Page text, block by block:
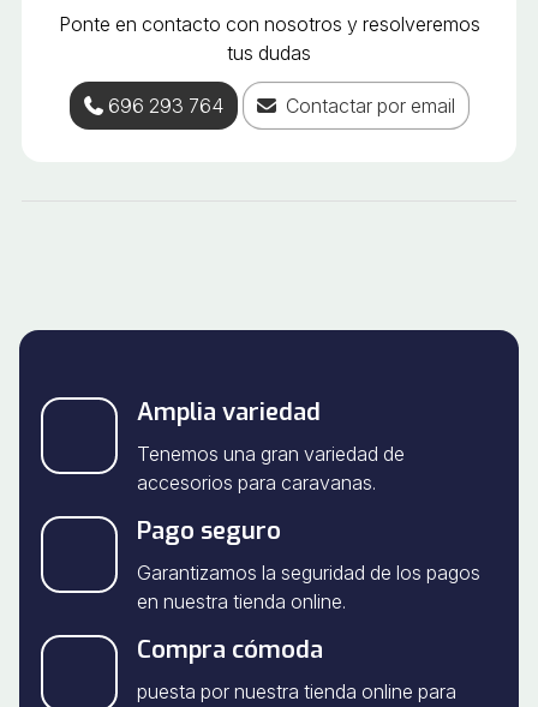
Ponte en contacto con nosotros y resolveremos
tus dudas
696 293 764 Contactar por email
Amplia variedad
Tenemos una gran variedad de
accesorios para caravanas.
Pago seguro
Garantizamos la seguridad de los pagos
en nuestra tienda online.
Compra cómoda
puesta por nuestra tienda online para